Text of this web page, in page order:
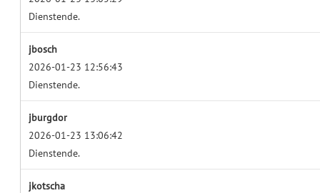
Dienstende.
jbosch
2026-01-23 12:56:43
Dienstende.
jburgdor
2026-01-23 13:06:42
Dienstende.
jkotscha